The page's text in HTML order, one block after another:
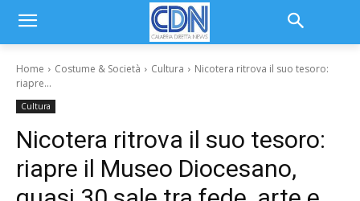
Home Costume & Società Cultura
Nicotera ritrova il suo tesoro:
riapre...
Cultura
Nicotera ritrova il suo tesoro:
riapre il Museo Diocesano,